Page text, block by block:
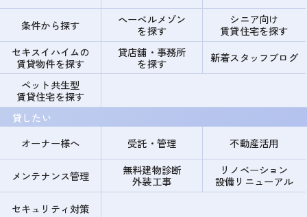
条件から探す
ヘーベルメゾン
を探す
シニア向け
賃貸住宅を探す
セキスイハイムの
賃貸物件を探す
貸店舗・事務所
を探す
新着スタッフブログ
ペット共生型
賃貸住宅を探す
貸したい
オーナー様へ
受託・管理 不動産活用
メンテナンス管理
無料建物診断
外装工事
リノベーション
設備リニューアル
セキュリティ対策